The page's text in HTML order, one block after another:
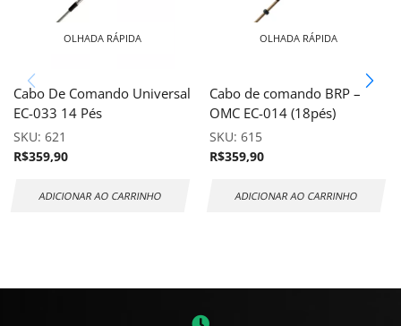
OLHADA RÁPIDA
Cabo De Comando Universal
EC-033 14 Pés
SKU: 621
R$359,90
ADICIONAR AO CARRINHO
OLHADA RÁPIDA
Cabo de comando BRP –
OMC EC-014 (18pés)
SKU: 615
R$359,90
ADICIONAR AO CARRINHO